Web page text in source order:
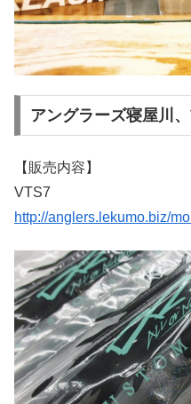
アングラーズ寝屋川
【販売内容】
VTS7
http://anglers.lekumo.biz/